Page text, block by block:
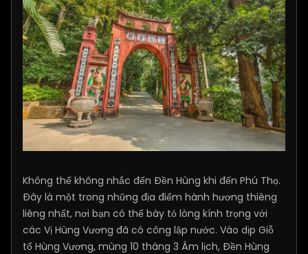
Không thể không nhắc đến Đền Hùng khi đến Phú Thọ.
Đây là một trong những địa điểm hành hương thiêng
liêng nhất, nơi bạn có thể bày tỏ lòng kính trọng với
các Vị Hùng Vương đã có công lập nước. Vào dịp Giỗ
tổ Hùng Vương, mùng 10 tháng 3 Âm lịch, Đền Hùng